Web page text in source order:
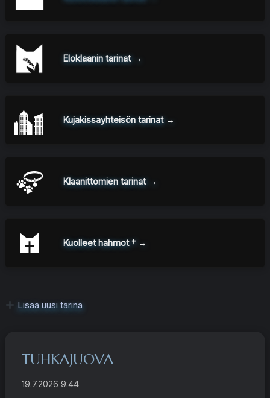
Eloklaanin tarinat →
Kujakissayhteisön tarinat →
Klaanittomien tarinat →
Kuolleet hahmot † →
Lisää uusi tarina
TUHKAJUOVA
19.7.2026 9:44